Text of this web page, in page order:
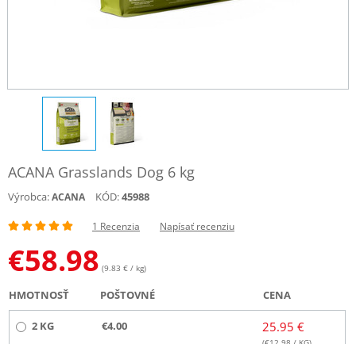
ACANA Grasslands Dog 6 kg
Výrobca:ACANA KÓD:45988
1 Recenzia Napísať recenziu
€58.98 (9.83 € / kg)
HMOTNOSŤ POŠTOVNÉ CENA
2 KG €4.00 25.95 €